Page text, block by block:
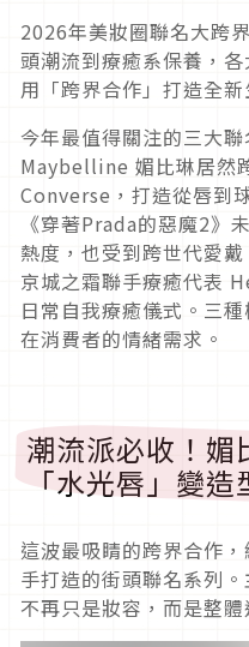
2026年美妝圈聯名大跨
頭潮流到療癒系保養，
用「跨界合作」打造全新
今年最值得關注的三大
Maybelline 媚比琳居然
Converse，打造從唇到
《穿著Prada的惡魔2》
熱度，也受到跨世代愛
京城之霜聯手療癒代表
日常自我療癒儀式。三
在消費者的情緒需求。
潮流派必收！
「水光唇」變造
這波最吸睛的跨界合作
手打造的街頭聯名系列
不再只是妝容，而是整體